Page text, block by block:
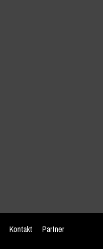
Kontakt
Partner